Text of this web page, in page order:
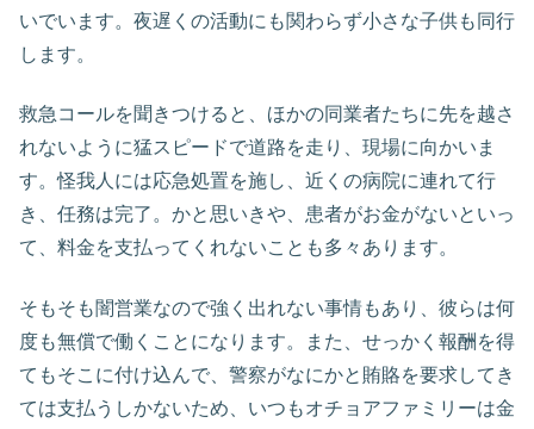
いでいます。夜遅くの活動にも関わらず小さな子供も同行
します。
救急コールを聞きつけると、ほかの同業者たちに先を越さ
れないように猛スピードで道路を走り、現場に向かいま
す。怪我人には応急処置を施し、近くの病院に連れて行
き、任務は完了。かと思いきや、患者がお金がないといっ
て、料金を支払ってくれないことも多々あります。
そもそも闇営業なので強く出れない事情もあり、彼らは何
度も無償で働くことになります。また、せっかく報酬を得
てもそこに付け込んで、警察がなにかと賄賂を要求してき
ては支払うしかないため、いつもオチョアファミリーは金